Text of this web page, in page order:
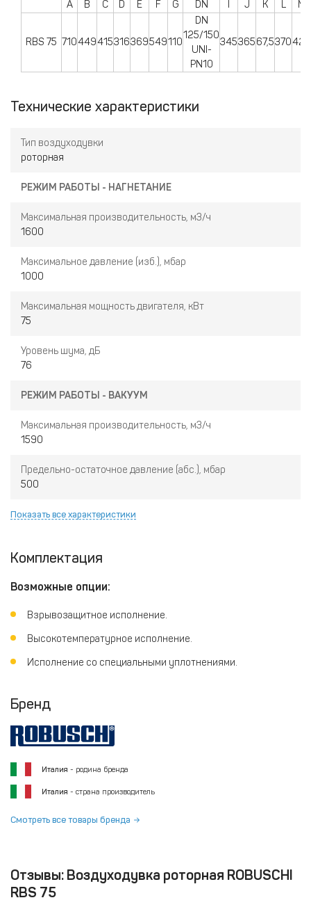
A B C D E F G DN J K L M
RBS 75 710449415316369549110
DN
125/150
UNI-
PN10
34536567,5370420
Технические характеристики
Тип воздуходувки
роторная
РЕЖИМ РАБОТЫ - НАГНЕТАНИЕ
Максимальная производительность, м3/ч
1600
Максимальное давление (изб.), мбар
1000
Максимальная мощность двигателя, кВт
75
Уровень шума, дБ
76
РЕЖИМ РАБОТЫ - ВАКУУМ
Максимальная производительность, м3/ч
1590
Предельно-остаточное давление (абс.), мбар
500
Показать все характеристики
Комплектация
Возможные опции:
Взрывозащитное исполнение.
Высокотемпературное исполнение.
Исполнение со специальными уплотнениями.
Бренд
Италия - родина бренда
Италия - страна производитель
Смотреть все товары бренда
Отзывы: Воздуходувка роторная ROBUSCHI
RBS 75